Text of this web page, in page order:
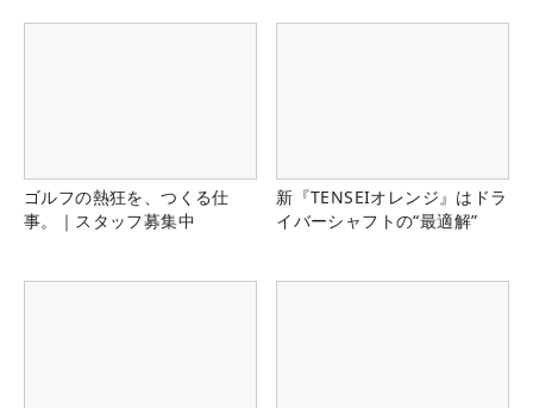
ゴルフの熱狂を、つくる仕
事。｜スタッフ募集中
新『TENSEIオレンジ』はドラ
イバーシャフトの“最適解”